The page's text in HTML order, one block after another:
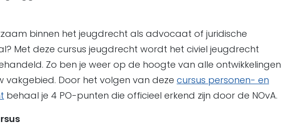
binnen het jeugdrecht als advocaat of juridische
Met deze cursus jeugdrecht wordt het civiel jeugdrecht
Zo ben je weer op de hoogte van alle ontwikkelingen
vakgebied. Door het volgen van deze cursus personen- en
behaal je 4 PO-punten die officieel erkend zijn door de NOvA.